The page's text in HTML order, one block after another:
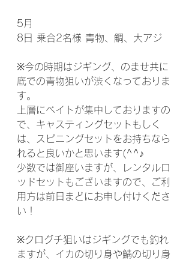
5月
8日 乗合2名様 青物、鯛、大アジ
※今の時期はジギング、のませ共に
底での青物狙いが渋くなっておりま
す。
上層にベイトが集中しておりますの
で、キャスティングセットもしく
は、スピニングセットをお持ちなら
れると良いかと思います(^^♪
少数では御座いますが、レンタルロ
ッドセットもございますので、ご利
用方は前日まどにお申し付けくださ
い！
※クログチ狙いはジギングでも釣れ
ますが、イカの切り身や鯖の切り身